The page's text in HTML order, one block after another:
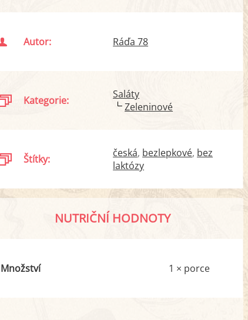
Autor: Ráďa 78
Kategorie:
Saláty
Zeleninové
Štítky: česká bezlepkové bez
laktózy
NUTRIČNÍ HODNOTY
Množství 1 × porce